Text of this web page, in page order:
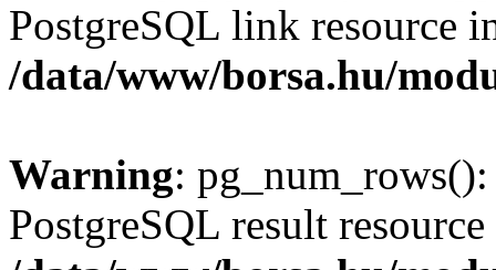
PostgreSQL link resource
/data/www/borsa.hu/
Warning:
PostgreSQL result